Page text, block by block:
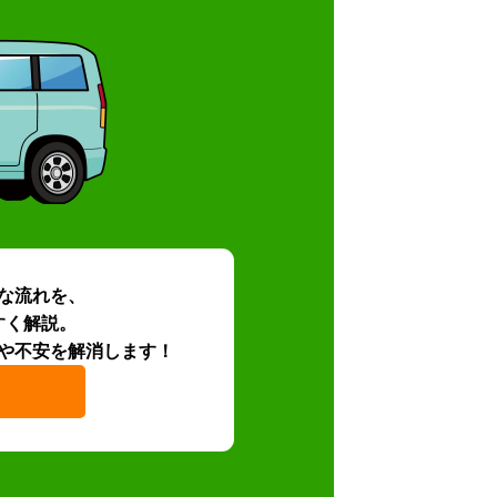
流れを、
解説。
不安を解消します！